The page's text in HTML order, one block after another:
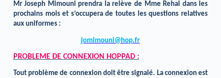
Mr Joseph Mimouni prendra la relève de Mme Rehal dans les
prochains mois et s’occupera de toutes les questions relatives
aux uniformes :
jomimouni@hop.fr
PROBLEME DE CONNEXION HOPPAD :
Tout problème de connexion doit être signalé. La connexion est